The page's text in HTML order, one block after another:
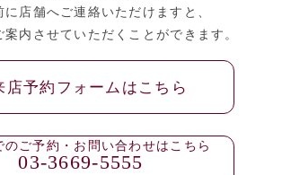
に店舗へご連絡いただけますと、
案内させていただくことができます。
店予約フォームはこちら
のご予約・お問い合わせはこちら
03-3669-5555